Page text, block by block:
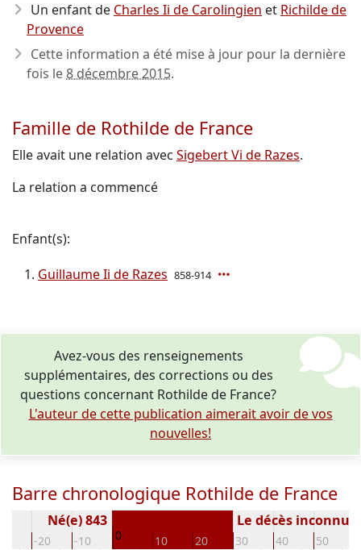
Un enfant de Charles Ii de Carolingien et Richilde de
Provence
Cette information a été mise à jour pour la dernière
fois le8 décembre 2015.
Famille de Rothilde de France
Elle avait une relation avec Sigebert Vi de Razes.
La relation a commencé
Enfant(s):
Guillaume Ii de Razes 858-914
Avez-vous des renseignements
supplémentaires, des corrections ou des
questions concernant Rothilde de France?
L'auteur de cette publication aimerait avoir de vos
nouvelles!
Barre chronologique Rothilde de France
-20 -10 0 10 20 30 40 50
Né(e) 843 Le décès inconnu